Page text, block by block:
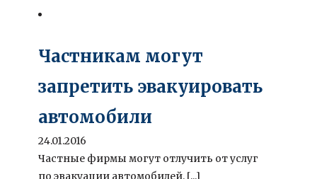
Частникам могут
запретить эвакуировать
автомобили
24.01.2016
Частные фирмы могут отлучить от услуг
по эвакуации автомобилей. [...]